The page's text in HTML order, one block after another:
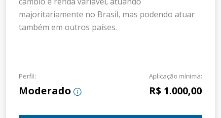
majoritariamente no Brasil, mas podendo atuar
também em outros países.
Perfil:
Moderado
Aplicação mínima:
R$ 1.000,00